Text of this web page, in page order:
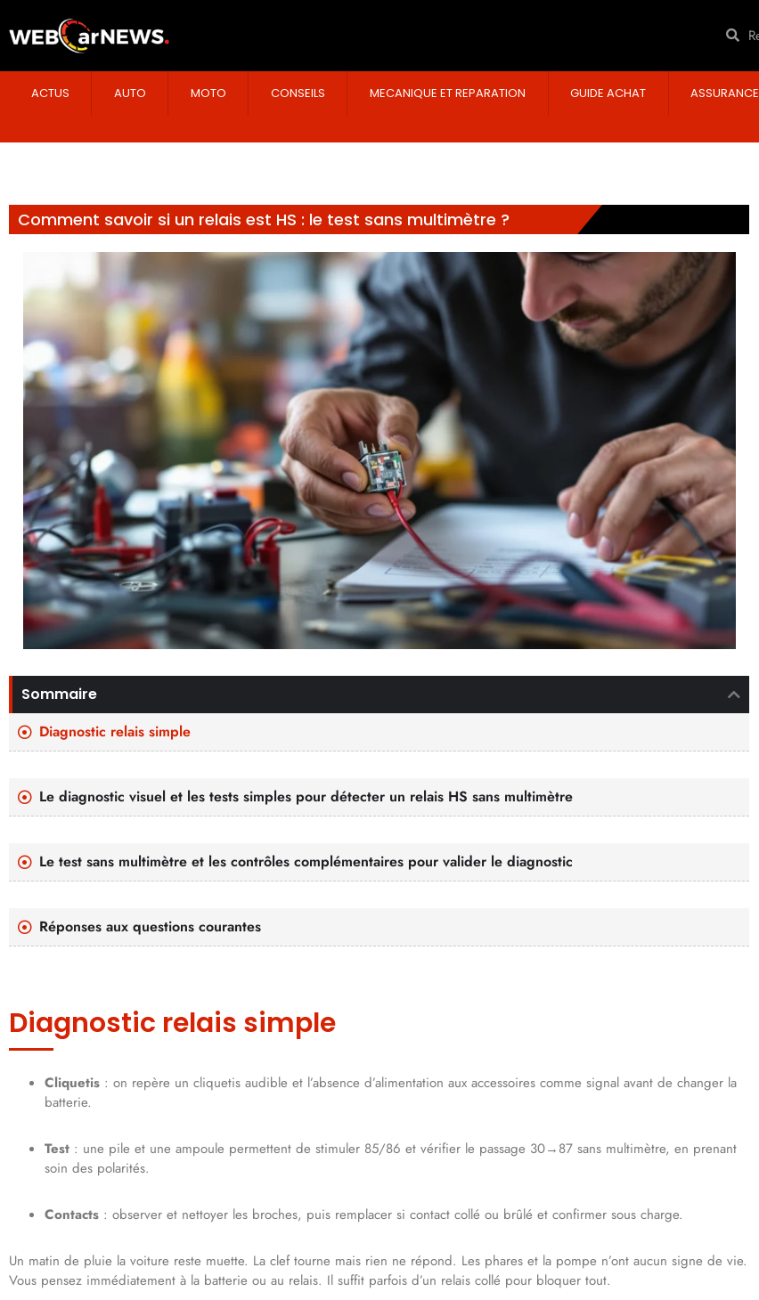
ACTUS AUTO MOTO CONSEILS MECANIQUE ET REPARATION GUIDE ACHAT ASSURANCE
Comment savoir si un relais est HS : le test sans multimètre ?
Sommaire
Diagnostic relais simple
Le diagnostic visuel et les tests simples pour détecter un relais HS sans multimètre
Le test sans multimètre et les contrôles complémentaires pour valider le diagnostic
Réponses aux questions courantes
Diagnostic relais simple
Cliquetis : on repère un cliquetis audible et l’absence d’alimentation aux accessoires comme signal avant de changer la
batterie.
Test : une pile et une ampoule permettent de stimuler 85/86 et vérifier le passage 30→87 sans multimètre, en prenant
soin des polarités.
Contacts : observer et nettoyer les broches, puis remplacer si contact collé ou brûlé et confirmer sous charge.
Un matin de pluie la voiture reste muette. La clef tourne mais rien ne répond. Les phares et la pompe n’ont aucun signe de vie.
Vous pensez immédiatement à la batterie ou au relais. Il suffit parfois d’un relais collé pour bloquer tout.